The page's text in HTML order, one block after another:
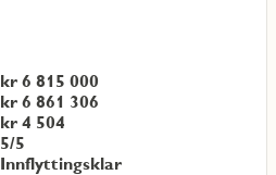
kr 6 815 000
kr 6 861 306
kr 4 504
5/5
Innflyttingsklar